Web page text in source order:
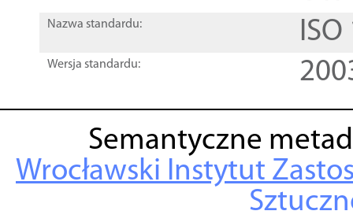
Nazwa standardu:
Wersja standardu:
Semantyczne
Wrocławski Instytut